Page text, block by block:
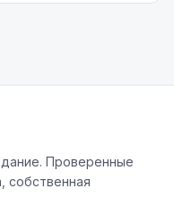
Проверенные
собственная